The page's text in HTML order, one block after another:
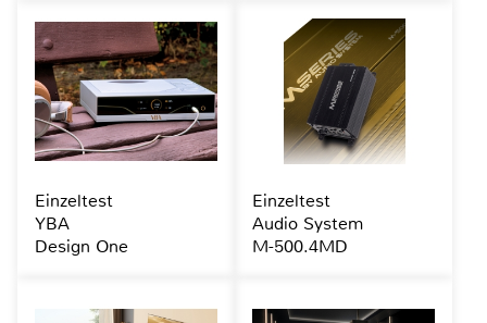
Einzeltest
YBA
Design One
Einzeltest
Audio System
M-500.4MD